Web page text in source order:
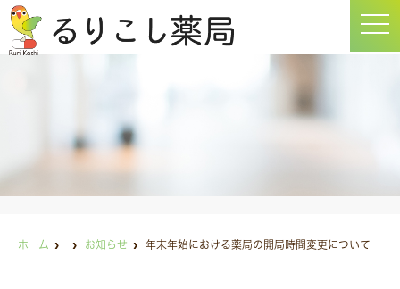
t
o
i
ホーム お知らせ 年末年始における薬局の開局時間変更について